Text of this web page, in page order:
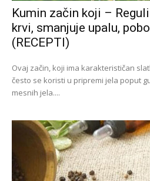
Kumin začin koji –
krvi, smanjuje upalu,
(RECEPTI)
Ovaj začin, koji ima karakterističan
često se koristi u pripremi jela poput
mesnih jela....